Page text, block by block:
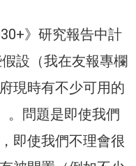
》研究報告中計
設（我在友報專欄
現時有不少可用的
。問題是即使我們
即使我們不理會很